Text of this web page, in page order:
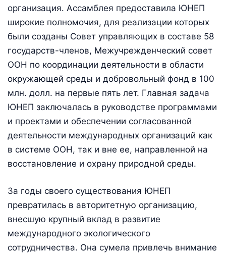
организация. Ассамблея предоставила ЮНЕП
широкие полномочия, для реализации которых
были созданы Совет управляющих в составе 58
государств-членов, Межучрежденческий совет
ООН по координации деятельности в области
окружающей среды и добровольный фонд в 100
млн. долл. на первые пять лет. Главная задача
ЮНЕП заключалась в руководстве программами
и проектами и обеспечении согласованной
деятельности международных организаций как
в системе ООН, так и вне ее, направленной на
восстановление и охрану природной среды.
За годы своего существования ЮНЕП
превратилась в авторитетную организацию,
внесшую крупный вклад в развитие
международного экологического
сотрудничества. Она сумела привлечь внимание